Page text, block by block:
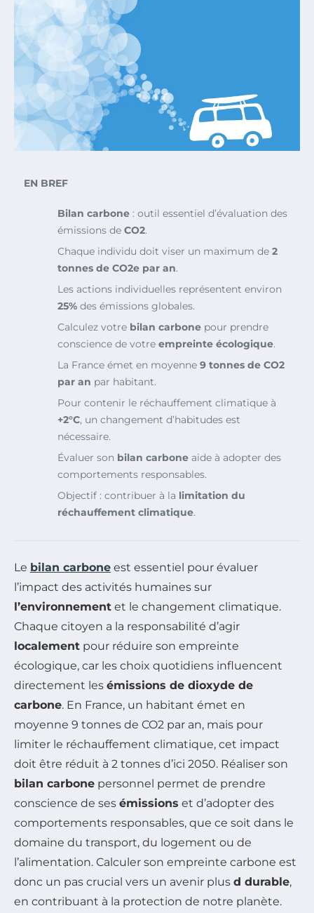
EN BREF
Bilan carbone : outil essentiel d’évaluation des
émissions de CO2.
Chaque individu doit viser un maximum de 2
tonnes de CO2e par an.
Les actions individuelles représentent environ
25% des émissions globales.
Calculez votre bilan carbone pour prendre
conscience de votre empreinte écologique.
La France émet en moyenne 9 tonnes de CO2
par an par habitant.
Pour contenir le réchauffement climatique à
+2°C, un changement d’habitudes est
nécessaire.
Évaluer son bilan carbone aide à adopter des
comportements responsables.
Objectif : contribuer à la limitation du
réchauffement climatique.
Le bilan carbone est essentiel pour évaluer
l’impact des activités humaines sur
l’environnement et le changement climatique.
Chaque citoyen a la responsabilité d’agir
localement pour réduire son empreinte
écologique, car les choix quotidiens influencent
directement les émissions de dioxyde de
carbone. En France, un habitant émet en
moyenne 9 tonnes de CO2 par an, mais pour
limiter le réchauffement climatique, cet impact
doit être réduit à 2 tonnes d’ici 2050. Réaliser son
bilan carbone personnel permet de prendre
conscience de ses émissions et d’adopter des
comportements responsables, que ce soit dans le
domaine du transport, du logement ou de
l’alimentation. Calculer son empreinte carbone est
donc un pas crucial vers un avenir plus d durable,
en contribuant à la protection de notre planète.